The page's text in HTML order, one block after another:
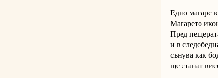
Едно магаре
Магарето
Пред
и в
сънува как
ще станат